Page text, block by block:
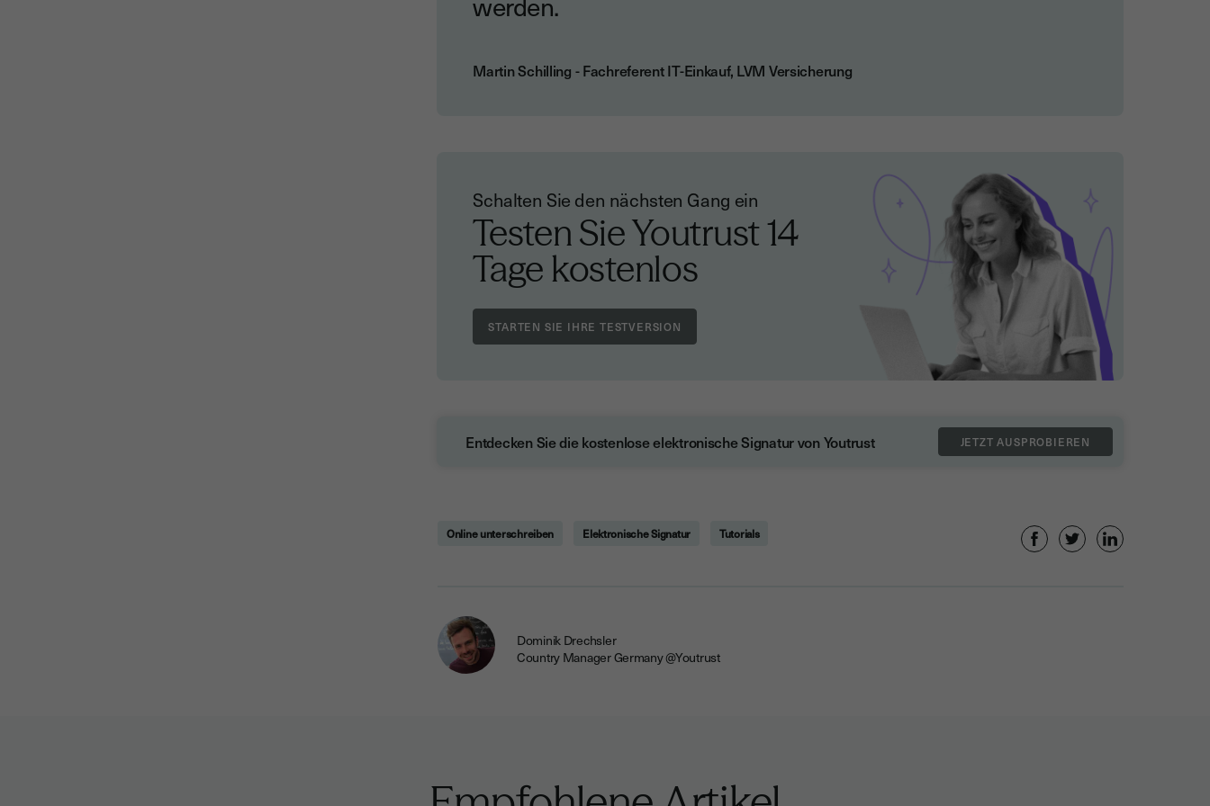
Martin Schilling - Fachreferent IT-Einkauf, LVM Versicherung
Schalten Sie den nächsten Gang ein
Testen Sie Youtrust14
Tage kostenlos
Entdecken Sie die kostenlose elektronische Signatur von Youtrust
Online unterschreiben Elektronische Signatur Tutorials
Dominik Drechsler
Country Manager Germany @Youtrust